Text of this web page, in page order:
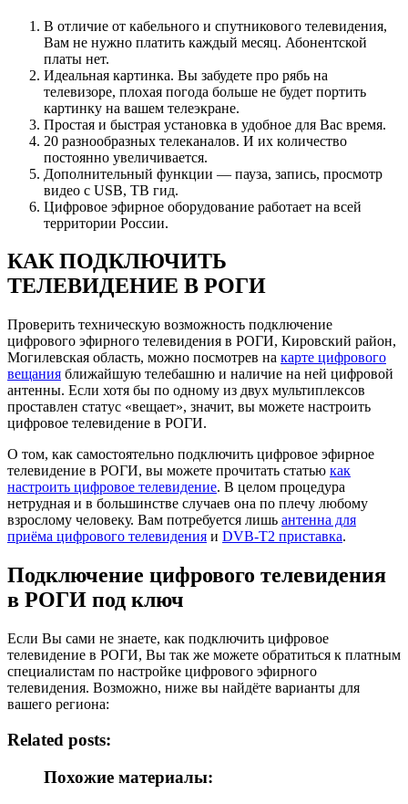
В отличие от кабельного и спутникового телевидения,
Вам не нужно платить каждый месяц. Абонентской
платы нет.
Идеальная картинка. Вы забудете про рябь на
телевизоре, плохая погода больше не будет портить
картинку на вашем телеэкране.
Простая и быстрая установка в удобное для Вас время.
20 разнообразных телеканалов. И их количество
постоянно увеличивается.
Дополнительный функции — пауза, запись, просмотр
видео с USB, ТВ гид.
Цифровое эфирное оборудование работает на всей
территории России.
КАК ПОДКЛЮЧИТЬ
ТЕЛЕВИДЕНИЕ В РОГИ
Проверить техническую возможность подключение
цифрового эфирного телевидения в РОГИ, Кировский район,
Могилевская область, можно посмотрев на карте цифрового
вещания ближайшую телебашню и наличие на ней цифровой
антенны. Если хотя бы по одному из двух мультиплексов
проставлен статус «вещает», значит, вы можете настроить
цифровое телевидение в РОГИ.
О том, как самостоятельно подключить цифровое эфирное
телевидение в РОГИ, вы можете прочитать статью как
настроить цифровое телевидение. В целом процедура
нетрудная и в большинстве случаев она по плечу любому
взрослому человеку. Вам потребуется лишь антенна для
приёма цифрового телевидения и DVB-T2 приставка.
Подключение цифрового телевидения
в РОГИ под ключ
Если Вы сами не знаете, как подключить цифровое
телевидение в РОГИ, Вы так же можете обратиться к платным
специалистам по настройке цифрового эфирного
телевидения. Возможно, ниже вы найдёте варианты для
вашего региона:
Related posts:
Похожие материалы: